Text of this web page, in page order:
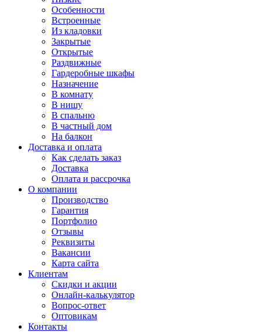
Особенности
Встроенные
Из кладовки
Закрытые
Открытые
Раздвижные
Гардеробные шкафы
Назначение
В комнату
В нишу
В спальню
В частный дом
На балкон
Доставка и оплата
Как сделать заказ
Доставка
Оплата и рассрочка
О компании
Производство
Гарантия
Портфолио
Отзывы
Реквизиты
Вакансии
Карта сайта
Клиентам
Скидки и акции
Онлайн-калькулятор
Вопрос-ответ
Оптовикам
Контакты